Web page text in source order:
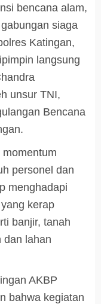
bencana alam,
siaga
Katingan,
langsung
unsur TNI,
Bencana
personel dan
menghadapi
kerap
banjir, tanah
dan lahan
AKBP
bahwa kegiatan